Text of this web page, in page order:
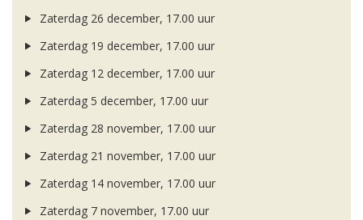
Zaterdag 26 december, 17.00 uur
Zaterdag 19 december, 17.00 uur
Zaterdag 12 december, 17.00 uur
Zaterdag 5 december, 17.00 uur
Zaterdag 28 november, 17.00 uur
Zaterdag 21 november, 17.00 uur
Zaterdag 14 november, 17.00 uur
Zaterdag 7 november, 17.00 uur